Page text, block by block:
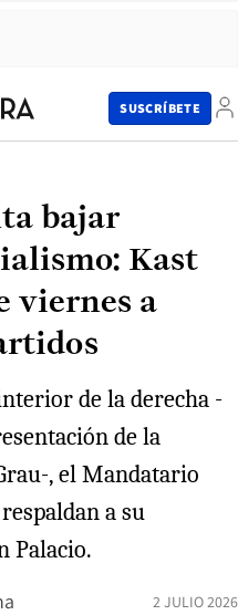
SUSCRÍBETE
bajar
Kast
viernes a
de la derecha -
de la
, el Mandatario
a su
Palacio.
2 JULIO 2026